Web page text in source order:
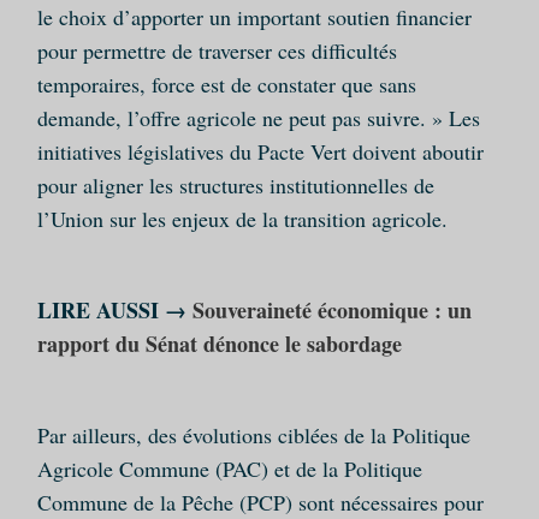
le choix d’apporter un important soutien financier
pour permettre de traverser ces difficultés
temporaires, force est de constater que sans
demande, l’offre agricole ne peut pas suivre. » Les
initiatives législatives du Pacte Vert doivent aboutir
pour aligner les structures institutionnelles de
l’Union sur les enjeux de la transition agricole.
LIRE AUSSI → Souveraineté économique : un
rapport du Sénat dénonce le sabordage
Par ailleurs, des évolutions ciblées de la Politique
Agricole Commune (PAC) et de la Politique
Commune de la Pêche (PCP) sont nécessaires pour